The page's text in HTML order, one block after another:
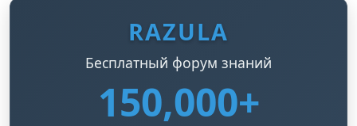
RAZULA
Бесплатный форум знаний
150,000+